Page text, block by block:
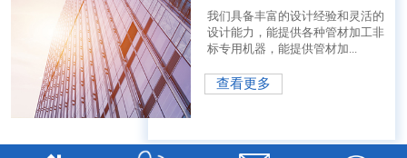
我们具备丰富的设计经验和灵活的
设计能力，能提供各种管材加工非
标专用机器，能提供管材加...
查看更多